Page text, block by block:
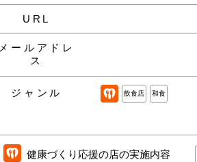
URL
メールアドレ
ス
ジャンル 飲食店 和食
健康づくり応援の店の実施内容